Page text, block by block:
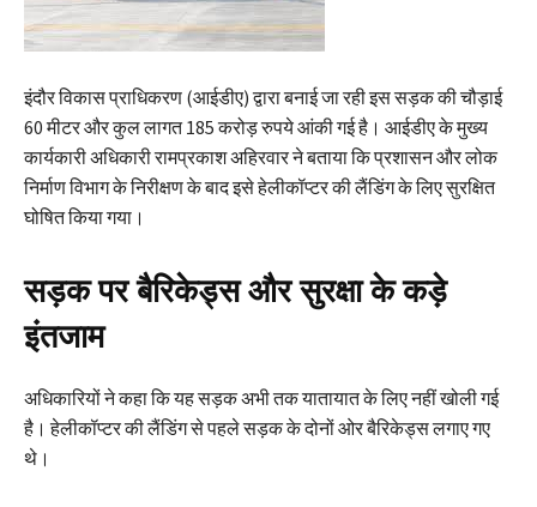
इंदौर विकास प्राधिकरण (आईडीए) द्वारा बनाई जा रही इस सड़क की चौड़ाई
60 मीटर और कुल लागत 185 करोड़ रुपये आंकी गई है। आईडीए के मुख्य
कार्यकारी अधिकारी रामप्रकाश अहिरवार ने बताया कि प्रशासन और लोक
निर्माण विभाग के निरीक्षण के बाद इसे हेलीकॉप्टर की लैंडिंग के लिए सुरक्षित
घोषित किया गया।
सड़क पर बैरिकेड्स और सुरक्षा के कड़े
इंतजाम
अधिकारियों ने कहा कि यह सड़क अभी तक यातायात के लिए नहीं खोली गई
है। हेलीकॉप्टर की लैंडिंग से पहले सड़क के दोनों ओर बैरिकेड्स लगाए गए
थे।